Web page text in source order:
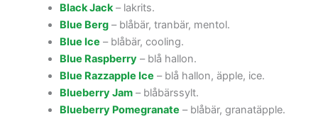
Black Jack– lakrits.
Blue Berg– blåbär, tranbär, mentol.
Blue Ice – blåbär, cooling.
Blue Raspberry– blå hallon.
Blue Razzapple Ice – blå hallon, äpple, ice.
Blueberry Jam– blåbärssylt.
Blueberry Pomegranate – blåbär, granatäpple.